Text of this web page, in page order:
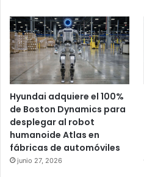
Hyundai adquiere el 100%
de Boston Dynamics para
desplegar al robot
humanoide Atlas en
fábricas de automóviles
junio 27, 2026